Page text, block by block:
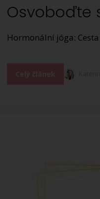
Osvoboďte
Hormonální jóga:
Celý článek